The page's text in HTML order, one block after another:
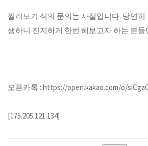
찔러보기 식의 문의는 사절입니다. 당연
생하니 진지하게 한번 해보고자 하는 분
오픈카톡 : https://open.kakao.com/o/
[175.205.121.134]